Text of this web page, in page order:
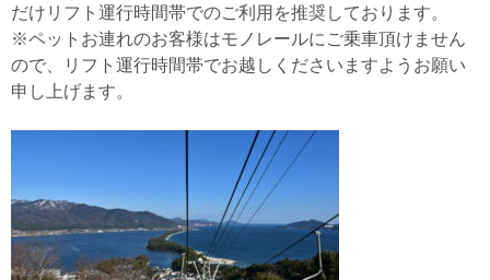
だけリフト運行時間帯でのご利用を推奨しております。
※ペットお連れのお客様はモノレールにご乗車頂けません
ので、リフト運行時間帯でお越しくださいますようお願い
申し上げます。